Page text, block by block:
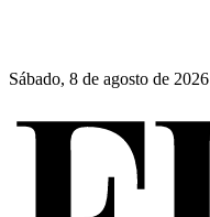
Sábado, 8 de agosto de 2026